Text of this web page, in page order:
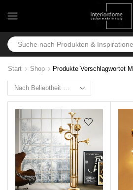
Start Shop Produkte Verschlagwortet